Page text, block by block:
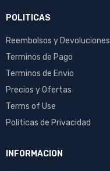
POLITICAS
Reembolsos y Devoluciones
Terminos de Pago
Terminos de Envio
Precios y Ofertas
Terms of Use
Politicas de Privacidad
INFORMACION